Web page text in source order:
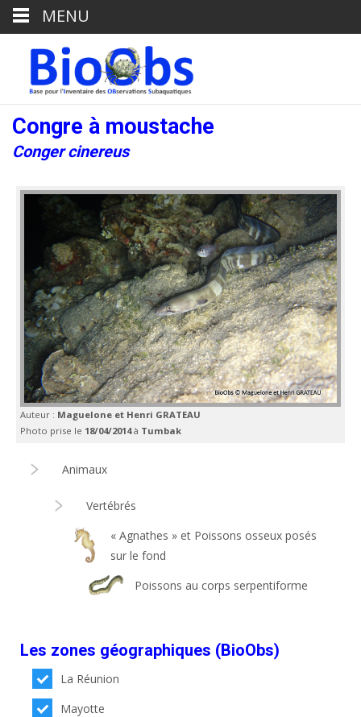
Congre à moustache
Conger cinereus
Auteur : Maguelone et Henri GRATEAU
Photo prise le 18/04/2014à Tumbak
Animaux
Vertébrés
« Agnathes » et Poissons osseux posés
sur le fond
Poissons au corps serpentiforme
Les zones géographiques (BioObs)
La Réunion
Mayotte
MENU